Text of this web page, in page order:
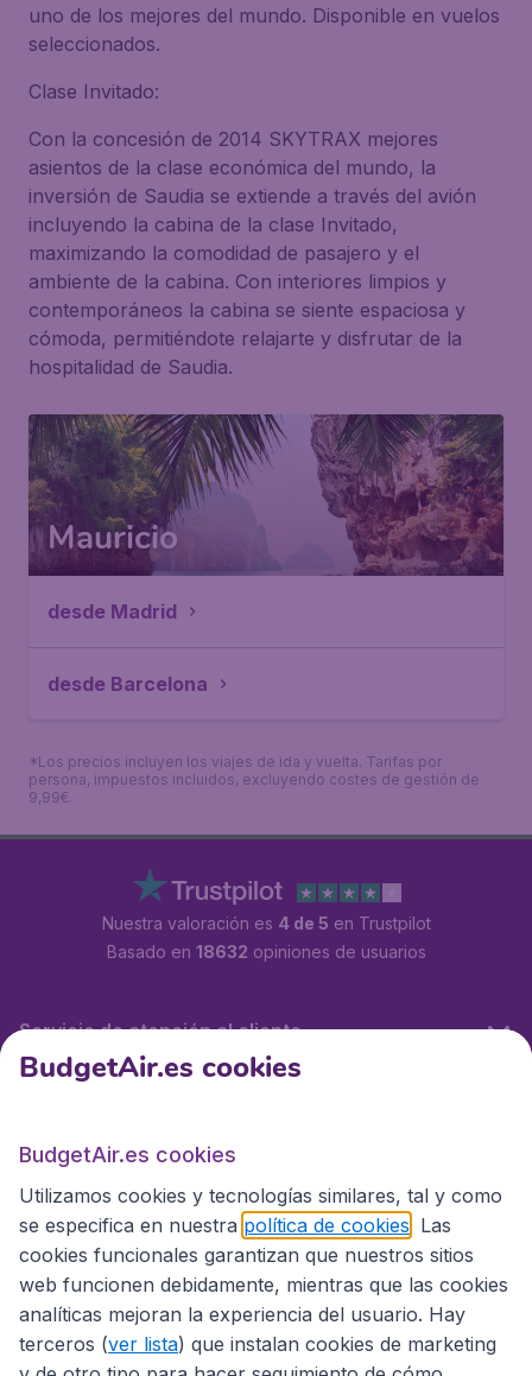
uno de los mejores del mundo. Disponible en vuelos
seleccionados.
Clase Invitado:
Con la concesión de 2014 SKYTRAX mejores
asientos de la clase económica del mundo, la
inversión de Saudia se extiende a través del avión
incluyendo la cabina de la clase Invitado,
maximizando la comodidad de pasajero y el
ambiente de la cabina. Con interiores limpios y
contemporáneos la cabina se siente espaciosa y
cómoda, permitiéndote relajarte y disfrutar de la
hospitalidad de Saudia.
Mauricio
desde Madrid
desde Barcelona
*Los precios incluyen los viajes de ida y vuelta. Tarifas por
persona, impuestos incluidos, excluyendo costes de gestión de
9,99€.
Nuestra valoración es 4 de 5 en Trustpilot
Basado en 18632 opiniones de usuarios
Servicio de atención al cliente
Sitios internacionales
BudgetAir.es cookies
BudgetAir.es cookies
Utilizamos cookies y tecnologías similares, tal y como
se especifica en nuestra política de cookies . Las
cookies funcionales garantizan que nuestros sitios
web funcionen debidamente, mientras que las cookies
analíticas mejoran la experiencia del usuario. Hay
terceros (ver lista) que instalan cookies de marketing